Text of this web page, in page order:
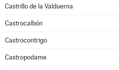
Castrillo de la Valduerna
Castrocalbón
Castrocontrigo
Castropodame